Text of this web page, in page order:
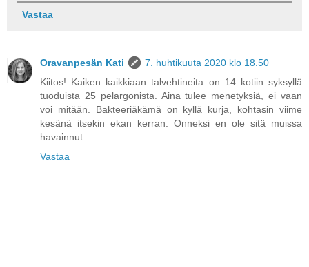
Vastaa
Oravanpesän Kati
7. huhtikuuta 2020 klo 18.50
Kiitos! Kaiken kaikkiaan talvehtineita on 14 kotiin syksyllä
tuoduista 25 pelargonista. Aina tulee menetyksiä, ei vaan
voi mitään. Bakteeriäkämä on kyllä kurja, kohtasin viime
kesänä itsekin ekan kerran. Onneksi en ole sitä muissa
havainnut.
Vastaa